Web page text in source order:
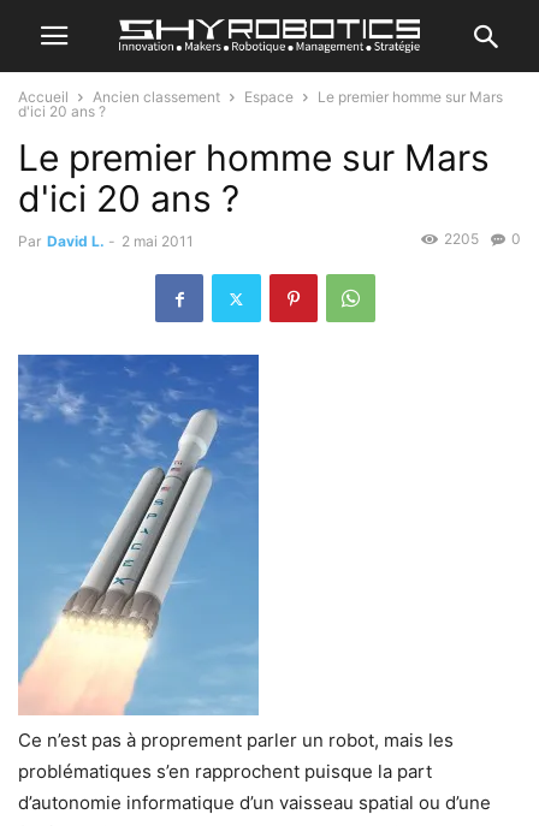
Accueil Ancien classement Espace
Le premier homme sur Mars
d'ici 20 ans ?
Le premier homme sur Mars
d'ici 20 ans ?
Par David L. - 2 mai 2011 0
2205
Ce n’est pas à proprement parler un robot, mais les
problématiques s’en rapprochent puisque la part
d’autonomie informatique d’un vaisseau spatial ou d’une